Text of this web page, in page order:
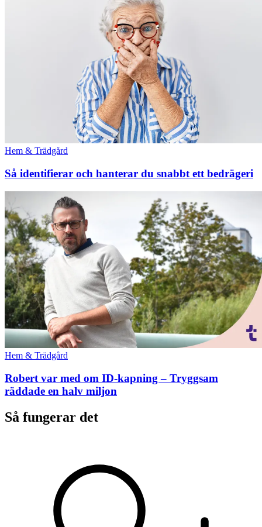
Hem & Trädgård
Så identifierar och hanterar du snabbt ett bedrägeri
Hem & Trädgård
Robert var med om ID-kapning – Tryggsam
räddade en halv miljon
Så fungerar det